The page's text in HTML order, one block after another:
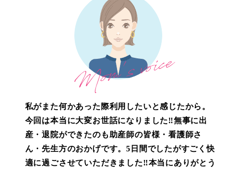
私がまた何かあった際利用したいと感じたから。
今回は本当に大変お世話になりました‼無事に出
産・退院ができたのも助産師の皆様・看護師さ
ん・先生方のおかげです。5日間でしたがすごく快
適に過ごさせていただきました‼本当にありがとう